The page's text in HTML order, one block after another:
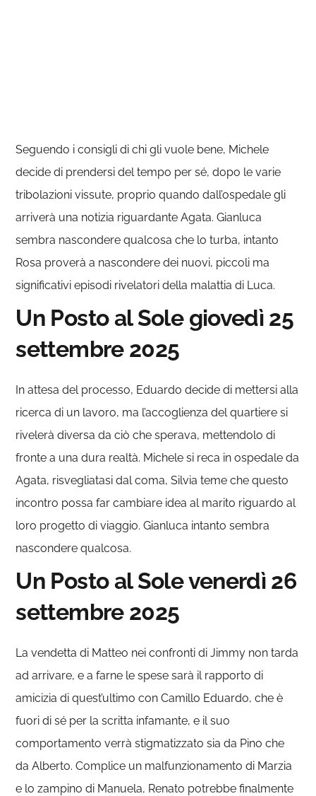
Seguendo i consigli di chi gli vuole bene, Michele
decide di prendersi del tempo per sé, dopo le varie
tribolazioni vissute, proprio quando dall’ospedale gli
arriverà una notizia riguardante Agata. Gianluca
sembra nascondere qualcosa che lo turba, intanto
Rosa proverà a nascondere dei nuovi, piccoli ma
significativi episodi rivelatori della malattia di Luca.
Un Posto al Sole giovedì 25
settembre 2025
In attesa del processo, Eduardo decide di mettersi alla
ricerca di un lavoro, ma l’accoglienza del quartiere si
rivelerà diversa da ciò che sperava, mettendolo di
fronte a una dura realtà. Michele si reca in ospedale da
Agata, risvegliatasi dal coma, Silvia teme che questo
incontro possa far cambiare idea al marito riguardo al
loro progetto di viaggio. Gianluca intanto sembra
nascondere qualcosa.
Un Posto al Sole venerdì 26
settembre 2025
La vendetta di Matteo nei confronti di Jimmy non tarda
ad arrivare, e a farne le spese sarà il rapporto di
amicizia di quest’ultimo con Camillo Eduardo, che è
fuori di sé per la scritta infamante, e il suo
comportamento verrà stigmatizzato sia da Pino che
da Alberto. Complice un malfunzionamento di Marzia
e lo zampino di Manuela, Renato potrebbe finalmente